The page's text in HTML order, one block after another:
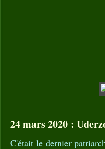
24 mars 2020 :
C'était le dernier